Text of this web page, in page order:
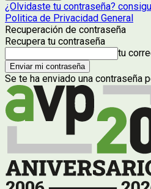
¿Olvidaste tu contraseña?
Politica de Privacidad General
Recuperación de contraseña
Recupera tu contraseña
tu
Se te ha enviado una contraseña